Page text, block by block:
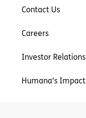
Contact Us
Careers
Investor Relations
Humana’s Impact